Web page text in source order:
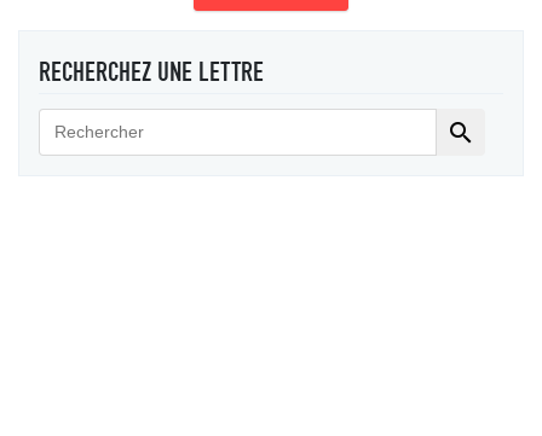
RECHERCHEZ UNE LETTRE
